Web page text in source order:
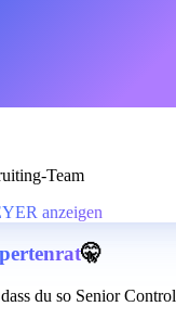
Team
anzeigen
🤫
du so Senior